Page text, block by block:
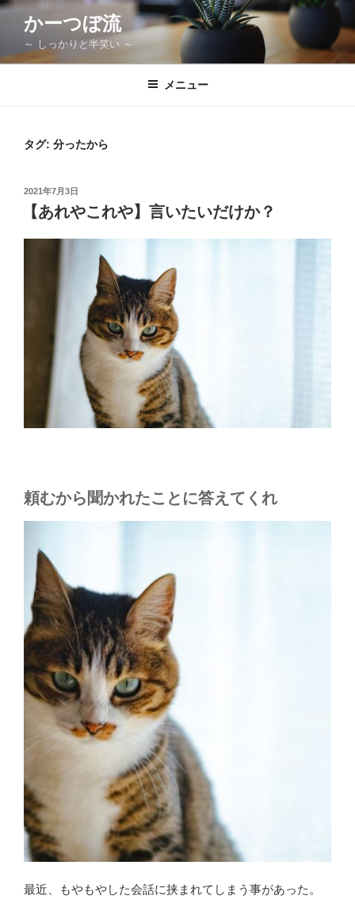
コ
ン
かーつぼ流
～ しっかりと半笑い ～
メニュー
タグ: 分ったから
投
日:
2021年7月3日
【あれやこれや】言いたいだけか？
頼むから聞かれたことに答えてくれ
最近、もやもやした会話に挟まれてしまう事があった。